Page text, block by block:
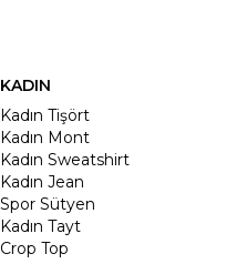
KADIN
Kadın Tişört
Kadın Mont
Kadın Sweatshirt
Kadın Jean
Spor Sütyen
Kadın Tayt
Crop Top